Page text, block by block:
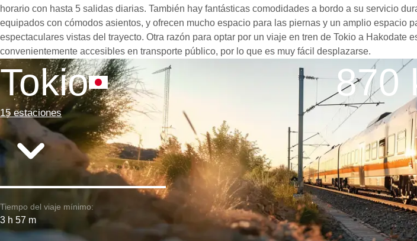
horario con hasta 5 salidas diarias. También hay fantásticas comodidades a bordo a su servicio
equipados con cómodos asientos, y ofrecen mucho espacio para las piernas y un amplio espacio
espectaculares vistas del trayecto. Otra razón para optar por un viaje en tren de Tokio a
convenientemente accesibles en transporte público, por lo que es muy fácil desplazarse.
Tokio
15 estaciones
870
Tiempo del viaje mínimo:
3 h 57 m